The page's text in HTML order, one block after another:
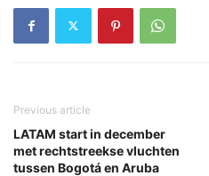
Previous article
LATAM start in december
met rechtstreekse vluchten
tussen Bogotá en Aruba